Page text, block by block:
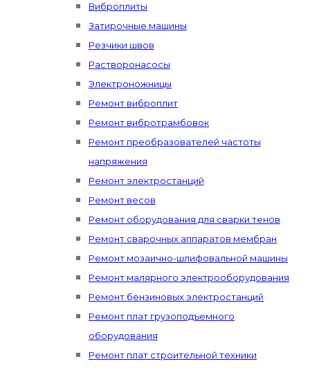
Виброплиты
Затирочные машины
Резчики швов
Растворонасосы
Электроножницы
Ремонт виброплит
Ремонт вибротрамбовок
Ремонт преобразователей частоты
напряжения
Ремонт электростанций
Ремонт весов
Ремонт оборудования для сварки тенов
Ремонт сварочных аппаратов мембран
Ремонт мозаично-шлифовальной машины
Ремонт малярного электрооборудования
Ремонт бензиновых электростанций
Ремонт плат грузоподъемного
оборудования
Ремонт плат строительной техники